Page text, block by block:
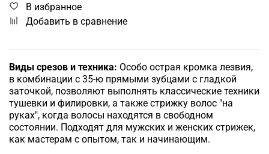
В избранное
Добавить в сравнение
Виды срезов и техника: Особо острая кромка лезвия,
в комбинации с 35-ю прямыми зубцами с гладкой
заточкой, позволяют выполнять классические техники
тушевки и филировки, а также стрижку волос "на
руках", когда волосы находятся в свободном
состоянии. Подходят для мужских и женских стрижек,
как мастерам с опытом, так и начинающим.